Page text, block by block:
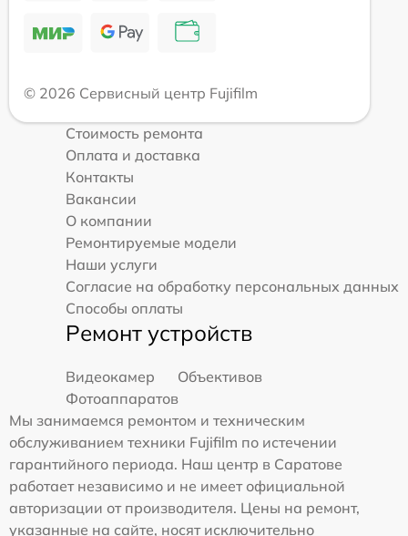
© 2026 Сервисный центр Fujifilm
Стоимость ремонта
Оплата и доставка
Контакты
Вакансии
О компании
Ремонтируемые модели
Наши услуги
Согласие на обработку персональных данных
Способы оплаты
Ремонт устройств
Видеокамер
Объективов
Фотоаппаратов
Мы занимаемся ремонтом и техническим
обслуживанием техники Fujifilm по истечении
гарантийного периода. Наш центр в Саратове
работает независимо и не имеет официальной
авторизации от производителя. Цены на ремонт,
указанные на сайте, носят исключительно